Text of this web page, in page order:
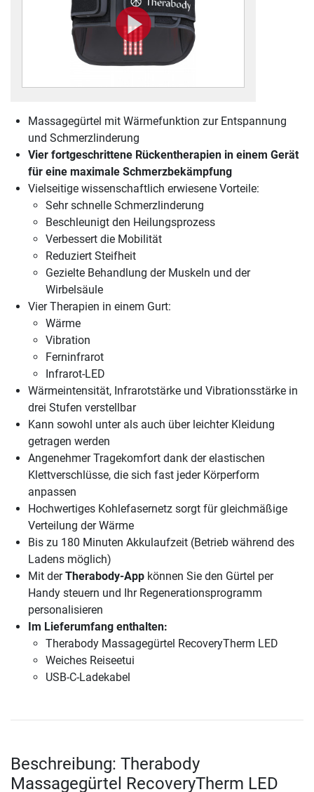
Massagegürtel mit Wärmefunktion zur Entspannung
und Schmerzlinderung
Vier fortgeschrittene Rückentherapien in einem Gerät
für eine maximale Schmerzbekämpfung
Vielseitige wissenschaftlich erwiesene Vorteile:
Sehr schnelle Schmerzlinderung
Beschleunigt den Heilungsprozess
Verbessert die Mobilität
Reduziert Steifheit
Gezielte Behandlung der Muskeln und der
Wirbelsäule
Vier Therapien in einem Gurt:
Wärme
Vibration
Ferninfrarot
Infrarot-LED
Wärmeintensität, Infrarotstärke und Vibrationsstärke in
drei Stufen verstellbar
Kann sowohl unter als auch über leichter Kleidung
getragen werden
Angenehmer Tragekomfort dank der elastischen
Klettverschlüsse, die sich fast jeder Körperform
anpassen
Hochwertiges Kohlefasernetz sorgt für gleichmäßige
Verteilung der Wärme
Bis zu 180 Minuten Akkulaufzeit (Betrieb während des
Ladens möglich)
Mit derTherabody-App können Sie den Gürtel per
Handy steuern und Ihr Regenerationsprogramm
personalisieren
Im Lieferumfang enthalten:
Therabody Massagegürtel RecoveryTherm LED
Weiches Reiseetui
USB-C-Ladekabel
Beschreibung: Therabody
Massagegürtel RecoveryTherm LED